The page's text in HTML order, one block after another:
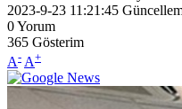
2023-9-23 11:21:45
0Yorum
365 Gösterim
A- A+